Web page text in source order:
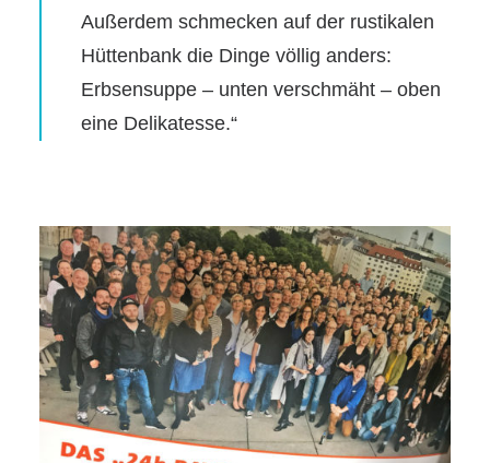
Außerdem schmecken auf der rustikalen
Hüttenbank die Dinge völlig anders:
Erbsensuppe – unten verschmäht – oben
eine Delikatesse.“